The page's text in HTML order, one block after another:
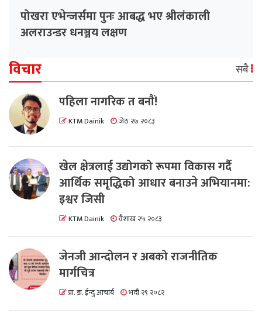
पोखरा एभेन्जर्समा पुनः आबद्ध भए श्रीलंकाली
अलराउन्डर धनञ्जय लक्षण
विचार सबै
पहिला नागरिक त बनाैं!
KTM Dainik जेठ २७ २०८३
खेल क्षेत्रलाई उद्योगको रूपमा विकास गर्दै
आर्थिक समृद्धिको आधार बनाउने अभियानमा:
इश्वर जिसी
KTM Dainik वैशाख २५ २०८३
जेनजी आन्दोलन र अबको राजनीतिक
मार्गचित्र
प्रा. डा. ईन्दु आचार्य भदौ २९ २०८२